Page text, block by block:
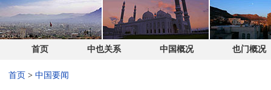
首页 中也关系 中国概况 也门概况
首页 > 中国要闻